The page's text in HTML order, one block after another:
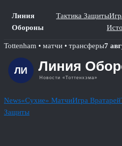
Линия
Обороны
Тактика Защиты
Skip
content
Tottenham • матчи • трансферы7
News«Сухие» МатчиИгра Вратарей
Защиты